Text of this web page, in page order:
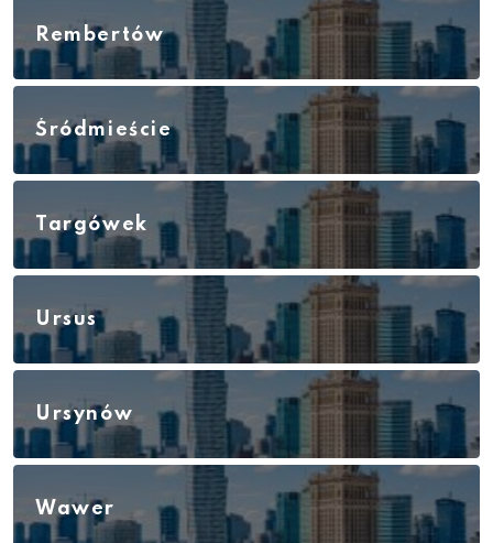
Rembertów
Śródmieście
Targówek
Ursus
Ursynów
Wawer